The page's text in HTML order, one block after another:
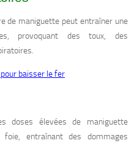
de maniguette peut entraîner une
provoquant des toux, des
baisser le fer
doses élevées de maniguette
entraînant des dommages